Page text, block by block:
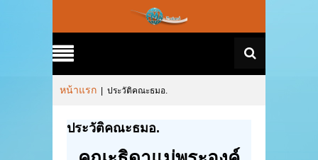
หน้าแรก ประวัติคณะธมอ.
ประวัติคณะธมอ.